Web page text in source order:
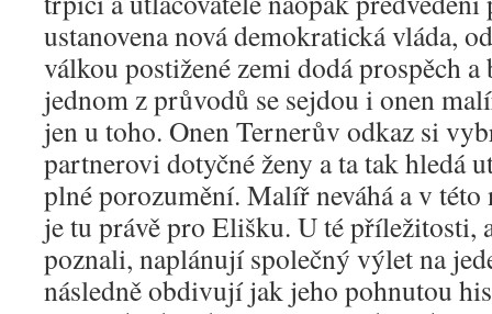
ustanovena nová demokratická vláda,
válkou postižené zemi dodá prospěch
jednom z průvodů se sejdou i onen
jen u toho. Onen Ternerův odkaz si
partnerovi dotyčné ženy a ta tak hledá
plné porozumění. Malíř neváhá a v
je tu právě pro Elišku. U té příležitosti,
poznali, naplánují společný výlet na
následně obdivují jak jeho pohnutou